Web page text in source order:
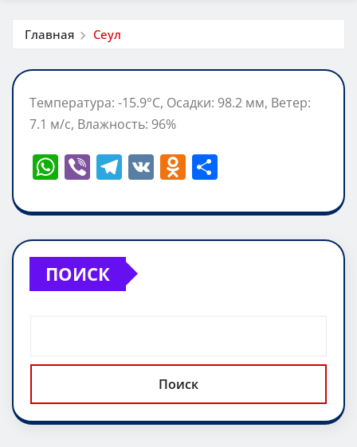
Главная Сеул
Температура: -15.9°C, Осадки: 98.2 мм, Ветер:
7.1 м/с, Влажность: 96%
W
at
s
A
p
Vi
er
T
e
gr
a
m
V O
n
o
ki
п
р
ь
ПОИСК
Поиск